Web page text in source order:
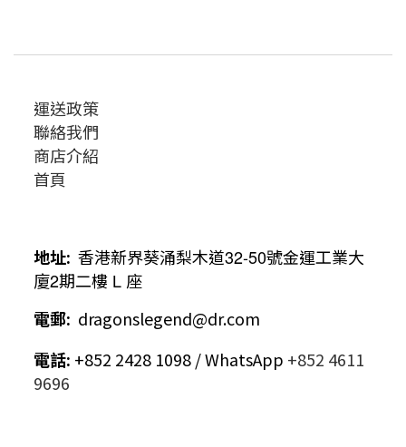
運送政策
聯絡我們
商店介紹
首頁
地址: 香港新界葵涌梨木道32-50號金運工業大
廈2期二樓 L 座
電郵: dragonslegend@dr.com
電話: +852 2428 1098 / WhatsApp +852 4611
9696